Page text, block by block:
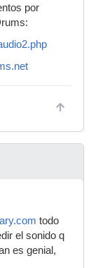
por
todo
el sonido q
es genial,